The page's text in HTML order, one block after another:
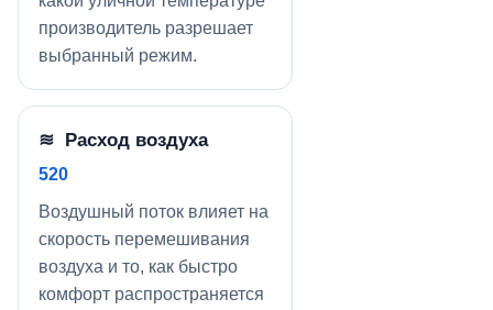
производитель разрешает
выбранный режим.
≋ Расход воздуха
520
Воздушный поток влияет на
скорость перемешивания
воздуха и то, как быстро
комфорт распространяется